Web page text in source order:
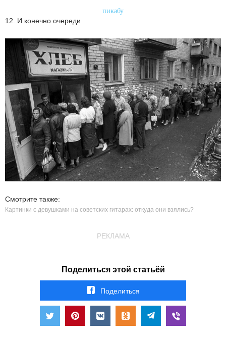
пикабу
12. И конечно очереди
Смотрите также:
Картинки с девушками на советских гитарах: откуда они взялись?
РЕКЛАМА
Поделиться этой статьёй
Поделиться